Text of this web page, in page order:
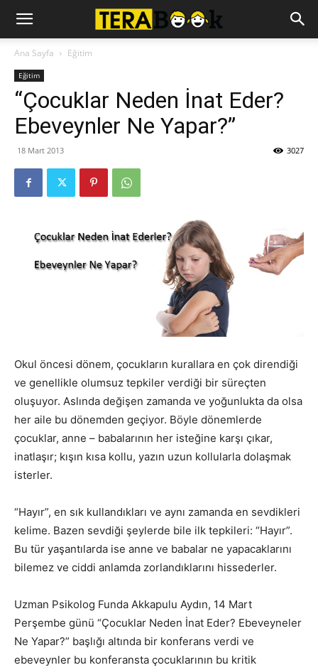
Ana Sayfa Eğitim
Eğitim
“Çocuklar Neden İnat Eder?
Ebeveynler Ne Yapar?”
18 Mart 2013 3027
Okul öncesi dönem, çocukların kurallara en çok direndiği
ve genellikle olumsuz tepkiler verdiği bir süreçten
oluşuyor. Aslında değişen zamanda ve yoğunlukta da olsa
her aile bu dönemden geçiyor. Böyle dönemlerde
çocuklar, anne – babalarının her isteğine karşı çıkar,
inatlaşır; kışın kısa kollu, yazın uzun kollularla dolaşmak
isterler.
“Hayır”, en sık kullandıkları ve aynı zamanda en sevdikleri
kelime. Bazen sevdiği şeylerde bile ilk tepkileri: “Hayır”.
Bu tür yaşantılarda ise anne ve babalar ne yapacaklarını
bilemez ve ciddi anlamda zorlandıklarını hissederler.
Uzman Psikolog Funda Akkapulu Aydın, 14 Mart
Perşembe günü “Çocuklar Neden İnat Eder? Ebeveyneler
Ne Yapar?” başlığı altında bir konferans verdi ve
ebeveynler bu konferansta çocuklarının bu kritik